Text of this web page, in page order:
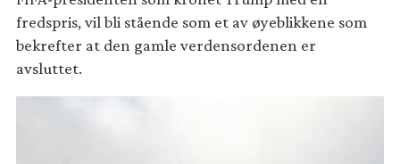
fredspris, vil bli stående som et av øyeblikkene som
bekrefter at den gamle verdensordenen er
avsluttet.